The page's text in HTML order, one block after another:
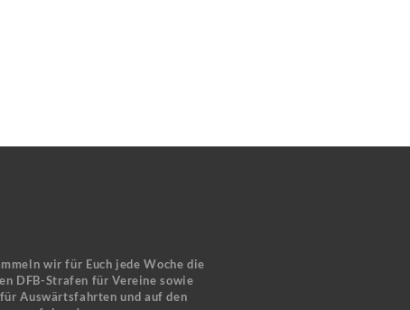
wir für Euch jede Woche die
DFB-Strafen für Vereine sowie
Auswärtsfahrten und auf den